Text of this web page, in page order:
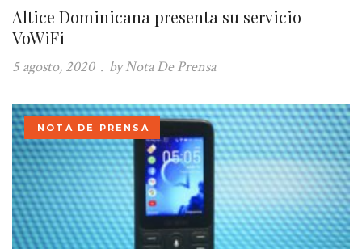
Altice Dominicana presenta su servicio
VoWiFi
5 agosto, 2020 . by Nota De Prensa
NOTA DE PRENSA